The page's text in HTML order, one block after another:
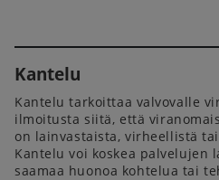
Kantelu
Kantelu tarkoittaa valvovalle
ilmoitusta siitä, että
on lainvastaista, virheellistä
Kantelu voi koskea palvelujen
saamaa huonoa kohtelua tai